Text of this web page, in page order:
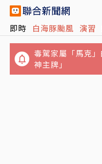
即時 白海豚颱風 演習
毒駕家屬「馬克
神主牌」